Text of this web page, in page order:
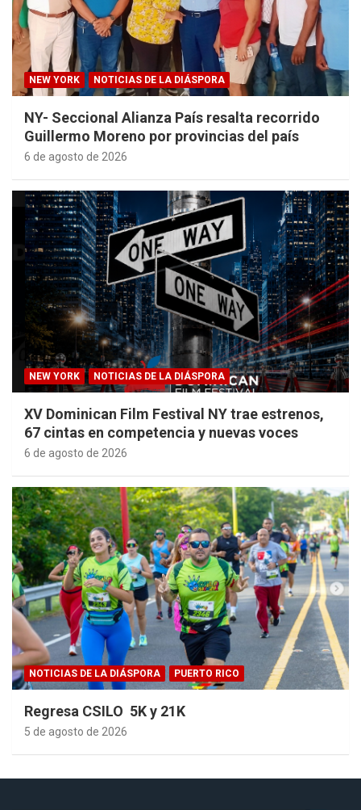
NEW YORK NOTICIAS DE LA DIÁSPORA
NY- Seccional Alianza País resalta recorrido
Guillermo Moreno por provincias del país
6 de agosto de 2026
NEW YORK NOTICIAS DE LA DIÁSPORA
XV Dominican Film Festival NY trae estrenos,
67 cintas en competencia y nuevas voces
6 de agosto de 2026
NOTICIAS DE LA DIÁSPORA PUERTO RICO
Regresa CSILO 5K y 21K
5 de agosto de 2026